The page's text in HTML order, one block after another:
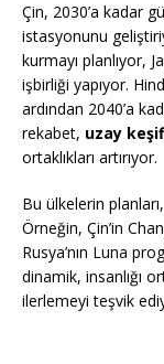
Çin, 2030’a kadar
istasyonunu
kurmayı planlıyor,
işbirliği yapıyor.
ardından 2040’a
rekabet, uzay
ortaklıkları artırıyor.
Bu ülkelerin
Örneğin, Çin’in
Rusya’nın Luna
dinamik, insanlığı
ilerlemeyi teşvik